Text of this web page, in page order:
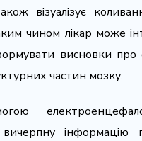
візуалізує
чином лікар може
висновки про
частин мозку.
інформацію